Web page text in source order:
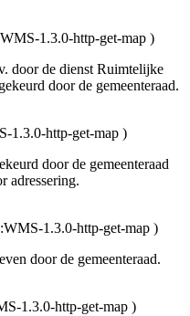
1.3.0-http-get-map )
door de dienst Ruimtelijke
door de gemeenteraad.
1.3.0-http-get-map )
door de gemeenteraad
adressering.
1.3.0-http-get-map )
door de gemeenteraad.
1.3.0-http-get-map )